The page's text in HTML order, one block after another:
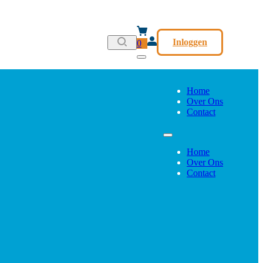
0 Inloggen
Home
Over Ons
Contact
Home
Over Ons
Contact